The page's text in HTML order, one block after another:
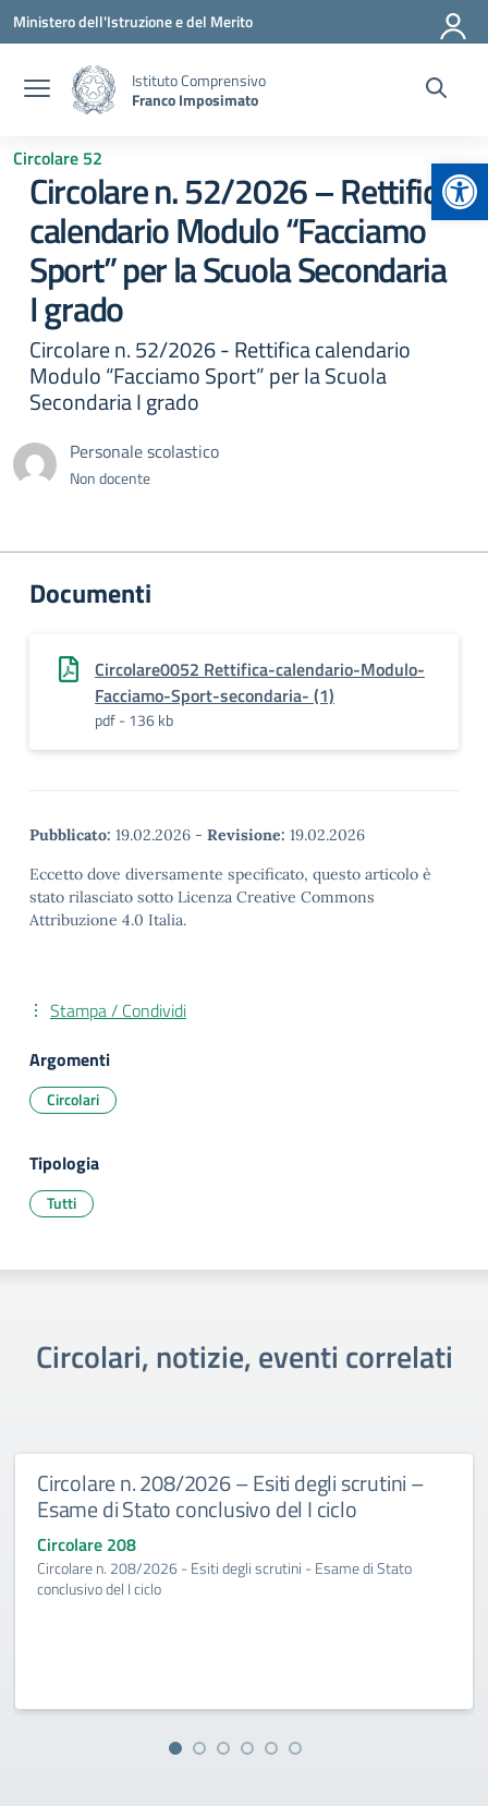
Vai ai contenuti
Vai al menu di navigazione
Vai al footer
Ministero dell'Istruzione e del Merito
Istituto Comprensivo
Franco Imposimato
Circolare 52
Circolare n. 52/2026 – Rettifica
calendario Modulo “Facciamo
Sport” per la Scuola Secondaria
I grado
Circolare n. 52/2026 - Rettifica calendario
Modulo “Facciamo Sport” per la Scuola
Secondaria I grado
Personale scolastico
Non docente
Documenti
Circolare0052 Rettifica-calendario-Modulo-
Facciamo-Sport-secondaria- (1)
pdf - 136 kb
Pubblicato: 19.02.2026 - Revisione: 19.02.2026
Eccetto dove diversamente specificato, questo articolo è
stato rilasciato sotto Licenza Creative Commons
Attribuzione 4.0 Italia.
Stampa / Condividi
Argomenti
Circolari
Tipologia
Tutti
Circolari, notizie, eventi correlati
Circolare n. 208/2026 – Esiti degli scrutini –
Esame di Stato conclusivo del I ciclo
Circolare 208
Circolare n. 208/2026 - Esiti degli scrutini - Esame di Stato
conclusivo del I ciclo